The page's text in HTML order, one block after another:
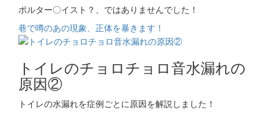
ポルター〇イスト？、ではありませんでした！
巷で噂のあの現象、正体を暴きます！
トイレのチョロチョロ音水漏れの
原因②
トイレの水漏れを症例ごとに原因を解説しました！